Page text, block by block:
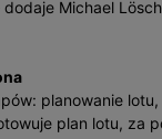
Michael
planowanie
plan lotu, za